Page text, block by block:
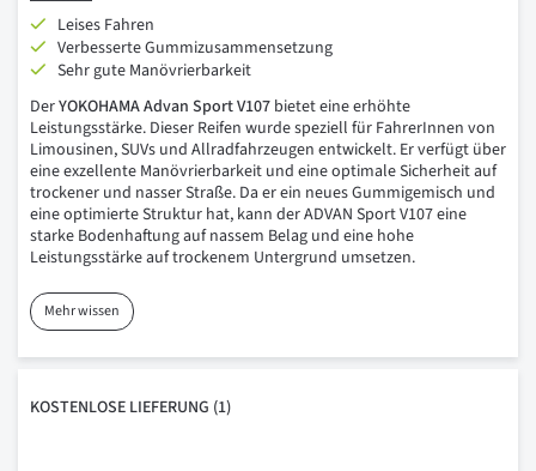
Leises Fahren
Verbesserte Gummizusammensetzung
Sehr gute Manövrierbarkeit
DerYOKOHAMA Advan Sport V107 bietet eine erhöhte
Leistungsstärke. Dieser Reifen wurde speziell für FahrerInnen von
Limousinen, SUVs und Allradfahrzeugen entwickelt. Er verfügt über
eine exzellente Manövrierbarkeit und eine optimale Sicherheit auf
trockener und nasser Straße. Da er ein neues Gummigemisch und
eine optimierte Struktur hat, kann der ADVAN Sport V107 eine
starke Bodenhaftung auf nassem Belag und eine hohe
Leistungsstärke auf trockenem Untergrund umsetzen.
Mehr wissen
KOSTENLOSE LIEFERUNG (1)